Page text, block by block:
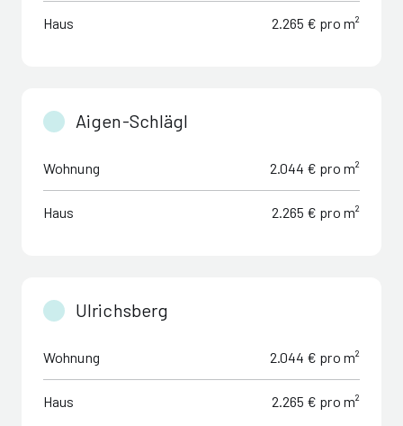
Haus 2.265 € pro m²
Aigen-Schlägl
Wohnung 2.044 € pro m²
Haus 2.265 € pro m²
Ulrichsberg
Wohnung 2.044 € pro m²
Haus 2.265 € pro m²